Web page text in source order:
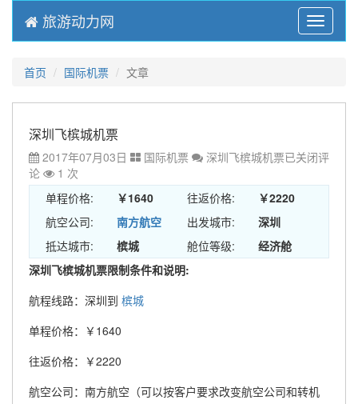
Menu
旅游动力网
首页 国际机票 文章
深圳飞槟城机票
2017年07月03日 国际机票 深圳飞槟城机票已关闭评
论
1 次
单程价格:
￥1640 往返价格:
￥2220
航空公司:
南方航空 出发城市:
深圳
抵达城市:
槟城 舱位等级:
经济舱
深圳飞槟城机票限制条件和说明:
航程线路：深圳到 槟城
单程价格：￥1640
往返价格：￥2220
航空公司：南方航空（可以按客户要求改变航空公司和转机